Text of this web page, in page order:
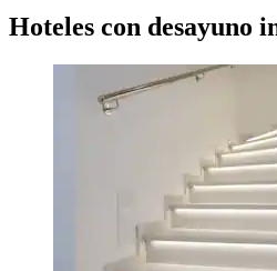
Hoteles con desayuno